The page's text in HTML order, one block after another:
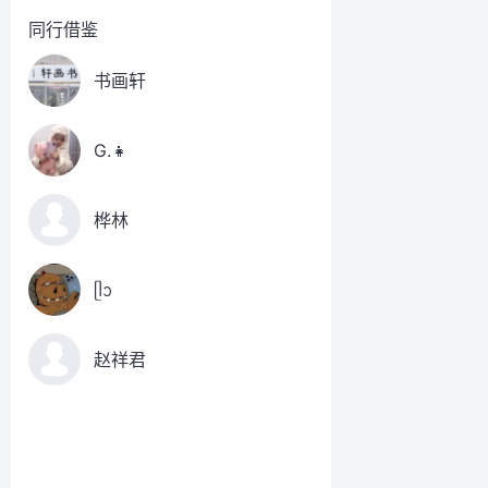
同行借鉴
书画轩
G.👧
桦林
ᥫᩣ
赵祥君